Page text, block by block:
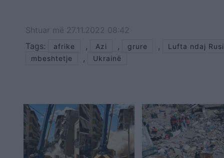
Shtuar më 27.11.2022 08:42
Tags:
afrike , Azi , grure ,
Lufta ndaj
mbeshtetje
, Ukrainë